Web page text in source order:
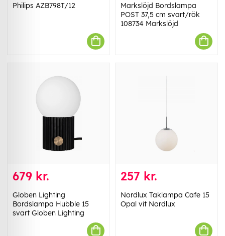
Philips AZB798T/12
Markslöjd Bordslampa
POST 37,5 cm svart/rök
108734 Markslöjd
679 kr.
Globen Lighting
Bordslampa Hubble 15
svart Globen Lighting
257 kr.
Nordlux Taklampa Cafe 15
Opal vit Nordlux